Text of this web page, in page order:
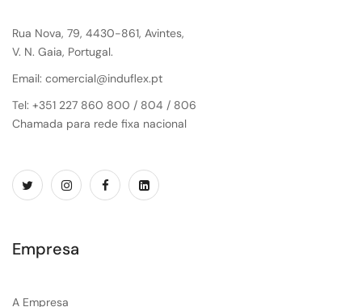
Rua Nova, 79, 4430-861, Avintes,
V. N. Gaia, Portugal.
Email: comercial@induflex.pt
Tel: +351 227 860 800 / 804 / 806
Chamada para rede fixa nacional
Empresa
A Empresa